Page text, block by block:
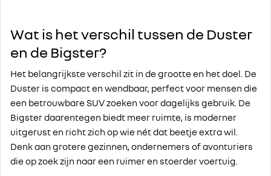
Wat is het verschil tussen de Duster
en de Bigster?
Het belangrijkste verschil zit in de grootte en het doel. De
Duster is compact en wendbaar, perfect voor mensen die
een betrouwbare SUV zoeken voor dagelijks gebruik. De
Bigster daarentegen biedt meer ruimte, is moderner
uitgerust en richt zich op wie nét dat beetje extra wil.
Denk aan grotere gezinnen, ondernemers of avonturiers
die op zoek zijn naar een ruimer en stoerder voertuig.